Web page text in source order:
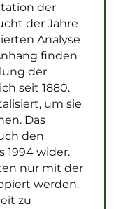
der
der Jahre
Analyse
finden
der
seit 1880.
um sie
Das
den
1994 wider.
nur mit der
werden.
zu